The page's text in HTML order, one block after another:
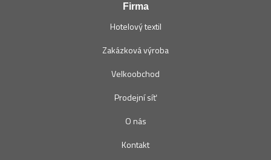
Firma
Hotelový textil
Zakázková výroba
Velkoobchod
Prodejní síť
O nás
Kontakt